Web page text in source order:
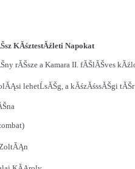
KĂśztestĂźleti Napokat
rĂŠsze a Kamara II. fĂŠlĂŠves
lehetĹsĂŠg, a kĂśzĂśssĂŠgi tĂŠr